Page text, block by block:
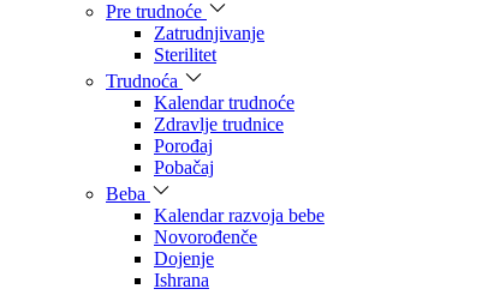
Pre trudnoće
Zatrudnjivanje
Sterilitet
Trudnoća
Kalendar trudnoće
Zdravlje trudnice
Porođaj
Pobačaj
Beba
Kalendar razvoja bebe
Novorođenče
Dojenje
Ishrana